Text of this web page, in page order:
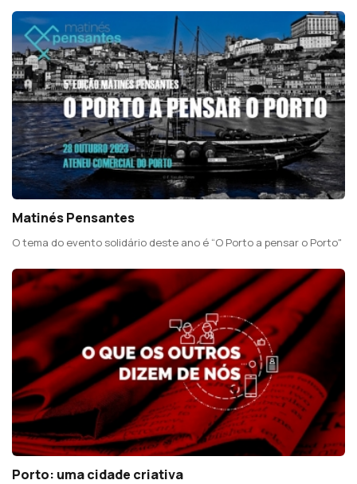
Matinés Pensantes
O tema do evento solidário deste ano é “O Porto a pensar o Porto"
Porto: uma cidade criativa